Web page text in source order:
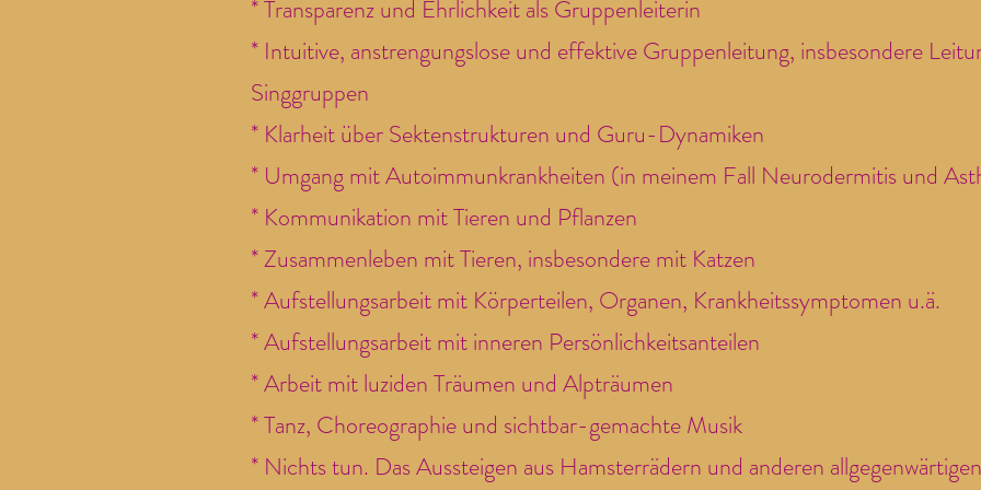
* Transparenz und Ehrlichkeit als Gruppenleiterin
* Intuitive, anstrengungslose und effektive Gruppenleitung, insbesondere
Singgruppen
* Klarheit über Sektenstrukturen und Guru-Dynamiken
* Umgang mit Autoimmunkrankheiten (in meinem Fall Neurodermitis und
* Kommunikation mit Tieren und Pflanzen
* Zusammenleben mit Tieren, insbesondere mit Katzen
* Aufstellungsarbeit mit Körperteilen, Organen, Krankheitssymptomen u.ä.
* Aufstellungsarbeit mit inneren Persönlichkeitsanteilen
* Arbeit mit luziden Träumen und Alpträumen
* Tanz, Choreographie und sichtbar-gemachte Musik
* Nichts tun. Das Aussteigen aus Hamsterrädern und anderen allgegenwärtigen